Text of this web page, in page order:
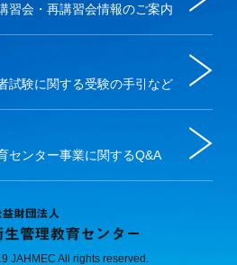
JAHMEC All rights reserved.